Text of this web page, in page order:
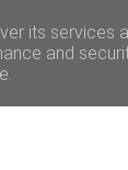
CULTURE
its services
and